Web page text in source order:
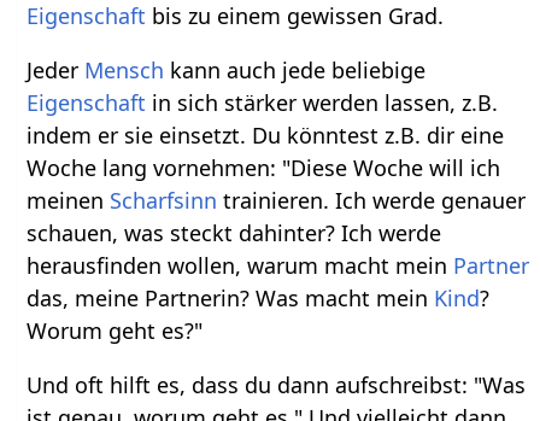
Eigenschaft bis zu einem gewissen Grad.
Jeder Mensch kann auch jede beliebige
Eigenschaft in sich stärker werden lassen, z.B.
indem er sie einsetzt. Du könntest z.B. dir eine
Woche lang vornehmen: "Diese Woche will ich
meinen Scharfsinn trainieren. Ich werde genauer
schauen, was steckt dahinter? Ich werde
herausfinden wollen, warum macht mein Partner
das, meine Partnerin? Was macht mein Kind?
Worum geht es?"
Und oft hilft es, dass du dann aufschreibst: "Was